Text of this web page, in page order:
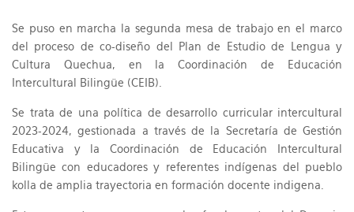
Se puso en marcha la segunda mesa de trabajo en el marco
del proceso de co-diseño del Plan de Estudio de Lengua y
Cultura Quechua, en la Coordinación de Educación
Intercultural Bilingüe (CEIB).
Se trata de una política de desarrollo curricular intercultural
2023-2024, gestionada a través de la Secretaría de Gestión
Educativa y la Coordinación de Educación Intercultural
Bilingüe con educadores y referentes indígenas del pueblo
kolla de amplia trayectoria en formación docente indigena.